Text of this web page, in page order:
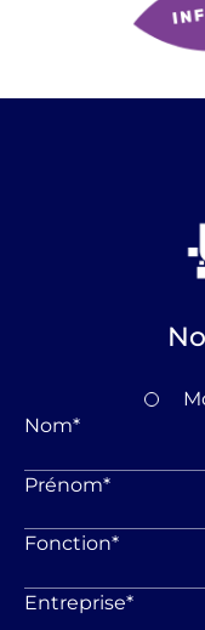
Nom*
Prénom*
Fonction*
Entreprise*